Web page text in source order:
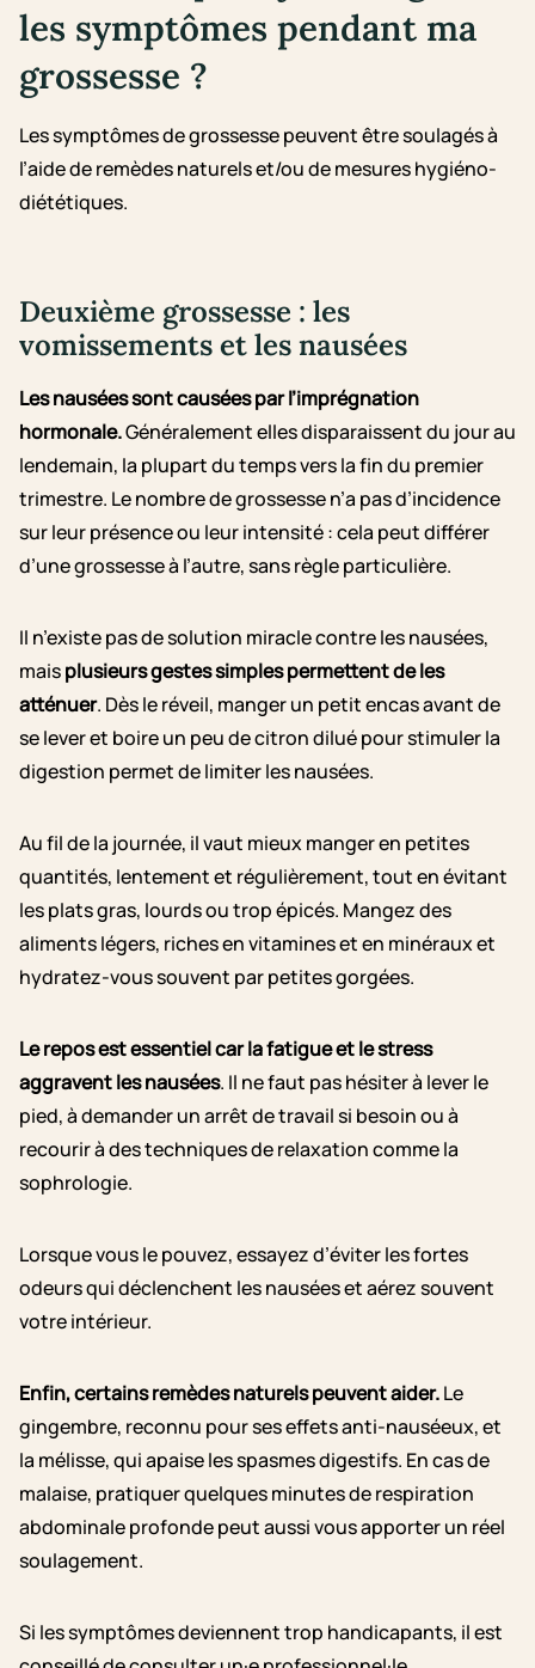
les symptômes pendant ma
grossesse ?
Les symptômes de grossesse peuvent être soulagés à
l’aide de remèdes naturels et/ou de mesures hygiéno-
diététiques.
Deuxième grossesse : les
vomissements et les nausées
Les nausées sont causées par l’imprégnation
hormonale.Généralement elles disparaissent du jour au
lendemain, la plupart du temps vers la fin du premier
trimestre. Le nombre de grossesse n’a pas d’incidence
sur leur présence ou leur intensité : cela peut différer
d’une grossesse à l’autre, sans règle particulière.
Il n’existe pas de solution miracle contre les nausées,
maisplusieurs gestes simples permettent de les
atténuer. Dès le réveil, manger un petit encas avant de
se lever et boire un peu de citron dilué pour stimuler la
digestion permet de limiter les nausées.
Au fil de la journée, il vaut mieux manger en petites
quantités, lentement et régulièrement, tout en évitant
les plats gras, lourds ou trop épicés. Mangez des
aliments légers, riches en vitamines et en minéraux et
hydratez-vous souvent par petites gorgées.
Le repos est essentiel car la fatigue et le stress
aggravent les nausées. Il ne faut pas hésiter à lever le
pied, à demander un arrêt de travail si besoin ou à
recourir à des techniques de relaxation comme la
sophrologie.
Lorsque vous le pouvez, essayez d’éviter les fortes
odeurs qui déclenchent les nausées et aérez souvent
votre intérieur.
Enfin, certains remèdes naturels peuvent aider.Le
gingembre, reconnu pour ses effets anti-nauséeux, et
la mélisse, qui apaise les spasmes digestifs. En cas de
malaise, pratiquer quelques minutes de respiration
abdominale profonde peut aussi vous apporter un réel
soulagement.
Si les symptômes deviennent trop handicapants, il est